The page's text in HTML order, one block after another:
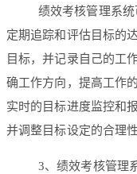
绩效考核管理系
定期追踪和评估目标的
目标，并记录自己的工
确工作方向，提高工作
实时的目标进度监控和
并调整目标设定的合理性
3、绩效考核管理